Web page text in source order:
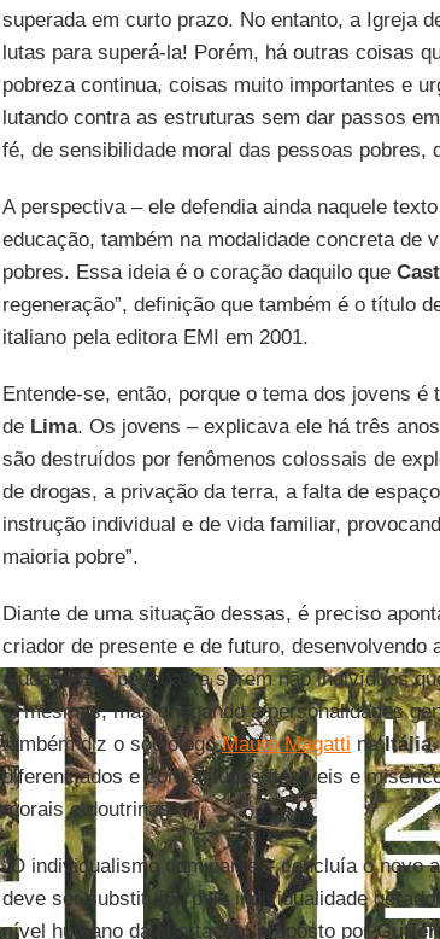
superada em curto prazo. No entanto, a Igreja
lutas para superá-la! Porém, há outras coisas
pobreza continua, coisas muito importantes e
lutando contra as estruturas sem dar passos
fé, de sensibilidade moral das pessoas pobres,
A perspectiva – ele defendia ainda naquele
educação, também na modalidade concreta de
pobres. Essa ideia é o coração daquilo que
regeneração”, definição que também é o título
italiano pela editora EMI em 2001.
Entende-se, então, porque o tema dos jovens
de Lima. Os jovens – explicava ele há três
são destruídos por fenômenos colossais de
de drogas, a privação da terra, a falta de
instrução individual e de vida familiar,
maioria pobre”.
Diante de uma situação dessas, é preciso
criador de presente e de futuro, desenvolvendo
ajudando as pessoas a serem não indivíduos
si mesmas, mas chegando a personalidades
também diz o sociólogoMauro Magatti naItália
diferenciados e com atitudes flexíveis e
morais e doutrinas”.
“O individualismo dominante – concluía o novo
deve ser substituído pela individualidade
nível humano da libertação, proposto por